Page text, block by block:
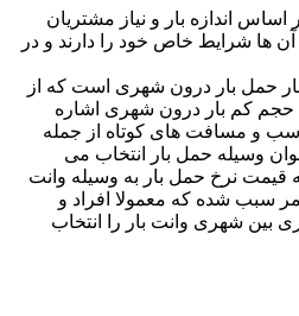
اساس اندازه بار و نیاز مشتریان
ها شرایط خاص خود را دارند و در
بار حمل بار درون شهری است که از
حجم کم بار درون شهری اشاره
و مسافت های کوتاه از جمله
وسیله حمل بار انتخاب می
قیمت نرخ حمل بار به وسیله وانت
سبب شده که معمولا افراد و
بین شهری وانت بار را انتخاب